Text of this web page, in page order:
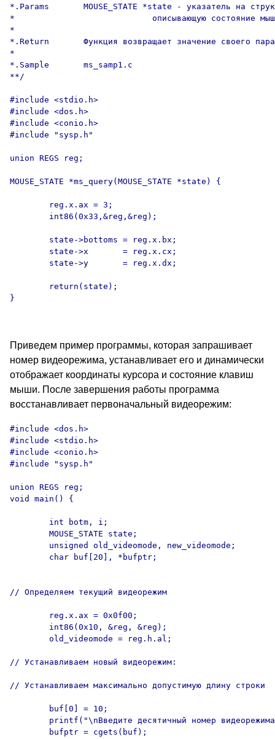
*.Params       MOUSE_STATE *state - указатель на
*                            описывающую состояние
*
*.Return       Функция возвращает значение своего
*
*.Sample       ms_samp1.c
**/
#include <stdio.h>
#include <dos.h>
#include <conio.h>
#include "sysp.h"
union REGS reg;
MOUSE_STATE *ms_query(MOUSE_STATE *state) {
        reg.x.ax = 3;
        int86(0x33,&reg,&reg);
        state->bottoms = reg.x.bx;
        state->x       = reg.x.cx;
        state->y       = reg.x.dx;
        return(state);
}
Приведем пример программы, которая запрашивает
номер видеорежима, устанавливает его и динамически
отображает координаты курсора и состояние клавиш
мыши. После завершения работы программа
восстанавливает первоначальный видеорежим:
#include <dos.h>
#include <stdio.h>
#include <conio.h>
#include "sysp.h"
union REGS reg;
void main() {
        int botm, i;
        MOUSE_STATE state;
        unsigned old_videomode, new_videomode;
        char buf[20], *bufptr;
// Определяем текущий видеорежим
        reg.x.ax = 0x0f00;
        int86(0x10, &reg, &reg);
        old_videomode = reg.h.al;
// Устанавливаем новый видеорежим:
// Устанавливаем максимально допустимую длину строки
        buf[0] = 10;
printf("\nВведите десятичный номер
        bufptr = cgets(buf);